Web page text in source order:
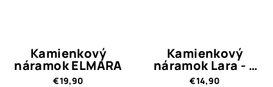
Kamienkový
náramok ELMARA
€19,90
Kamienkový
náramok Lara - 3
farebné varianty
€14,90